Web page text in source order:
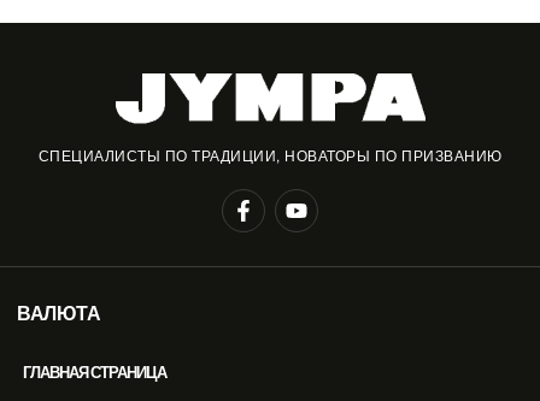
СПЕЦИАЛИСТЫ ПО ТРАДИЦИИ, НОВАТОРЫ ПО ПРИЗВАНИЮ
ВАЛЮТА
ГЛАВНАЯ СТРАНИЦА